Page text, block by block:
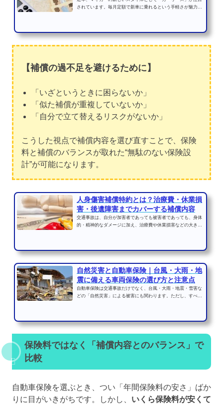
されています。毎月定額で新車に乗れるという手軽さが魅力で
【補償の過不足を避けるために】
「いざというときに困らないか」
「似た補償が重複していないか」
「自分で立て替えるリスクがないか」
こうした視点で補償内容を選び直すことで、保険
料と補償のバランスが取れた“無駄のない保険設
計”が可能になります。
人身傷害補償特約とは？治療費・休業損
害・後遺障害までカバーする補償内容
交通事故は、自分が加害者であっても被害者であっても、身体
的・精神的なダメージに加え、治療費や休業損害などの大きな
自然災害と自動車保険｜台風・大雨・地
震に備える車両保険の選び方と注意点
自動車保険は交通事故だけでなく、台風・大雨・地震・雪害な
どの「自然災害」による被害にも関わります。ただし、すべて
保険料ではなく「補償内容とのバランス」で
比較
自動車保険を選ぶとき、つい「年間保険料の安さ」ばか
りに目がいきがちです。しかし、 いくら保険料が安くて